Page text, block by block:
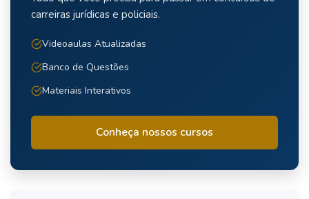
carreiras jurídicas e policiais.
Videoaulas Atualizadas
Banco de Questões
Materiais Interativos
Conheça nossos cursos